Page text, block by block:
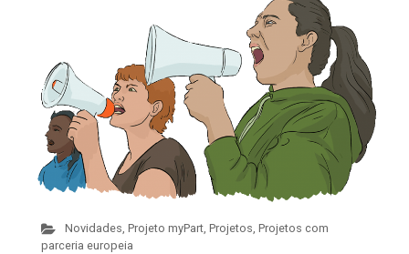
Novidades, Projeto myPart, Projetos, Projetos com
parceria europeia